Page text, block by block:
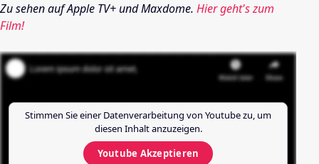
Zu sehen auf Apple TV+ und Maxdome. Hier geht's zum
Film!
Stimmen Sie einer Datenverarbeitung von Youtubezu, um
diesen Inhalt anzuzeigen.
Youtube Akzeptieren